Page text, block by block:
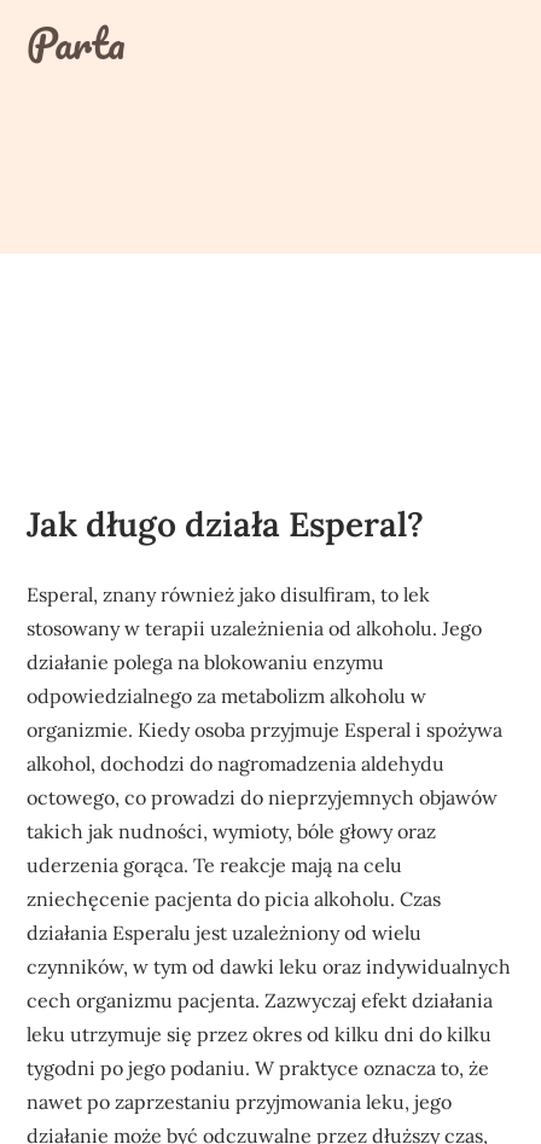
contentParta
Jak długo działa Esperal?
Esperal, znany również jako disulfiram, to lek
stosowany w terapii uzależnienia od alkoholu. Jego
działanie polega na blokowaniu enzymu
odpowiedzialnego za metabolizm alkoholu w
organizmie. Kiedy osoba przyjmuje Esperal i spożywa
alkohol, dochodzi do nagromadzenia aldehydu
octowego, co prowadzi do nieprzyjemnych objawów
takich jak nudności, wymioty, bóle głowy oraz
uderzenia gorąca. Te reakcje mają na celu
zniechęcenie pacjenta do picia alkoholu. Czas
działania Esperalu jest uzależniony od wielu
czynników, w tym od dawki leku oraz indywidualnych
cech organizmu pacjenta. Zazwyczaj efekt działania
leku utrzymuje się przez okres od kilku dni do kilku
tygodni po jego podaniu. W praktyce oznacza to, że
nawet po zaprzestaniu przyjmowania leku, jego
działanie może być odczuwalne przez dłuższy czas,